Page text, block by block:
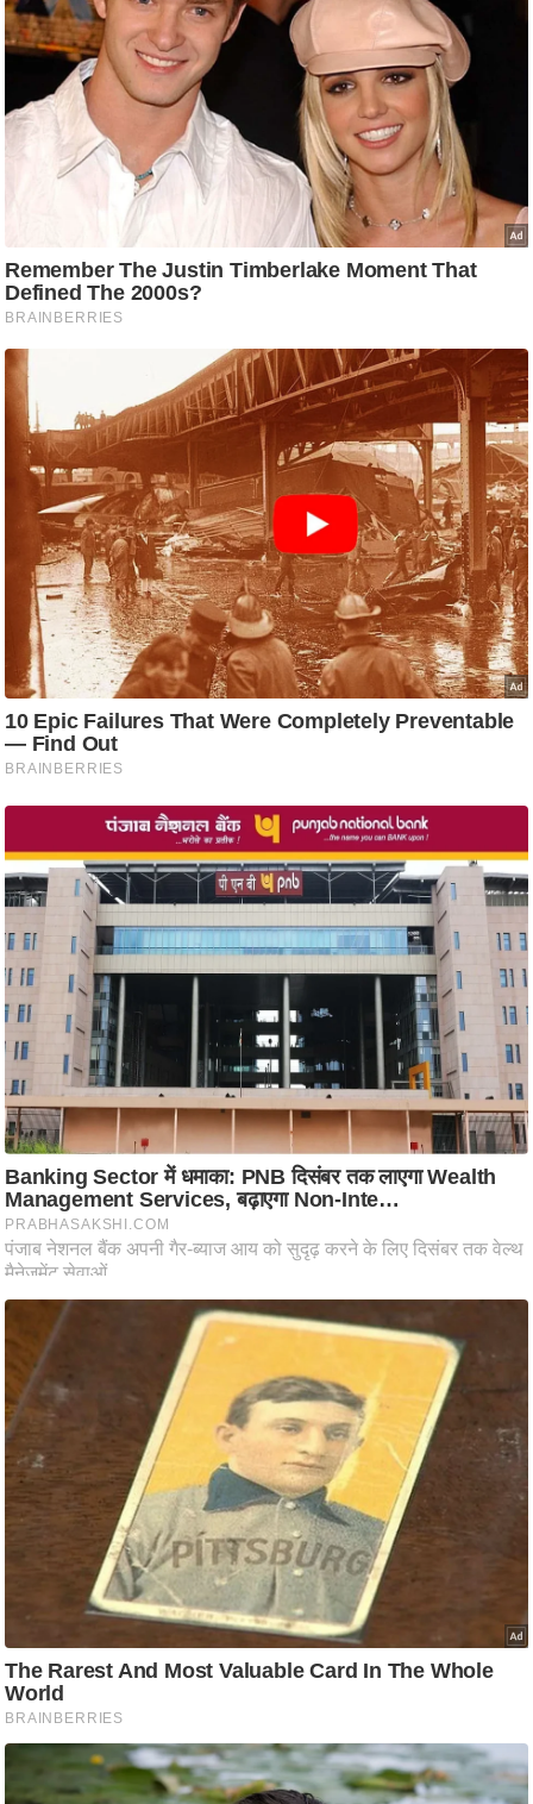
/
फै
न
स्खे
प
र्य
ट
न
स्थ
ल
फि
ने
स
मं
त्रा
रि
ले
श
प
रा
नी
ति
वि
श्ले
ण
स
म
सा
म
यि
क
तृ
भू
मि
स्तं
भ
.
आ
ई